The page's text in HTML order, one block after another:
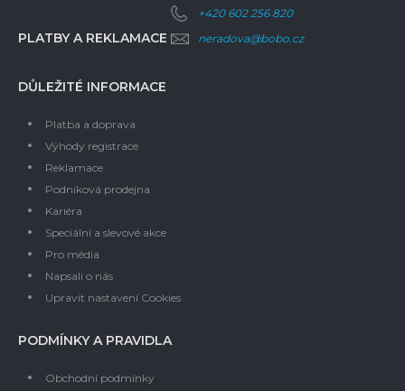
PLATBY A REKLAMACE
+420 602 256 820
neradova@bobo.cz
DŮLEŽITÉ INFORMACE
Platba a doprava
Výhody registrace
Reklamace
Podniková prodejna
Kariéra
Speciální a slevové akce
Pro média
Napsali o nás
Upravit nastavení Cookies
PODMÍNKY A PRAVIDLA
Obchodní podmínky